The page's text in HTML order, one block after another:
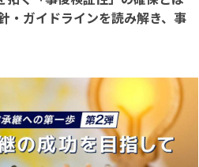
・ガイドラインを読み解き、事